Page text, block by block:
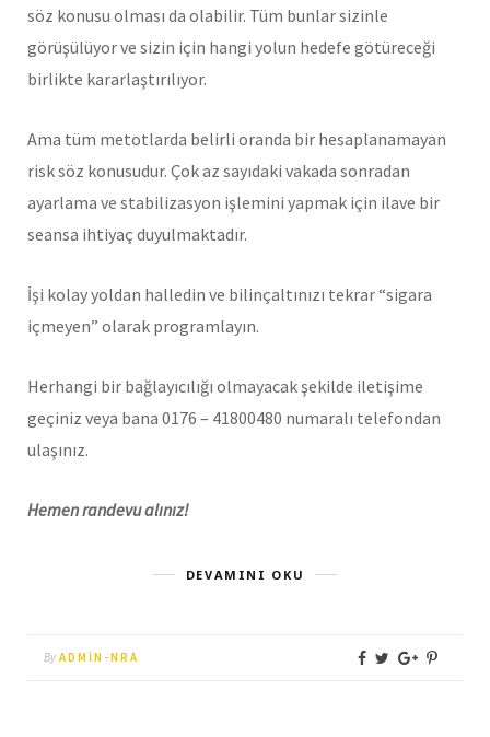
söz konusu olması da olabilir. Tüm bunlar sizinle
görüşülüyor ve sizin için hangi yolun hedefe götüreceği
birlikte kararlaştırılıyor.
Ama tüm metotlarda belirli oranda bir hesaplanamayan
risk söz konusudur. Çok az sayıdaki vakada sonradan
ayarlama ve stabilizasyon işlemini yapmak için ilave bir
seansa ihtiyaç duyulmaktadır.
İşi kolay yoldan halledin ve bilinçaltınızı tekrar “sigara
içmeyen” olarak programlayın.
Herhangi bir bağlayıcılığı olmayacak şekilde iletişime
geçiniz veya bana 0176 – 41800480 numaralı telefondan
ulaşınız.
Hemen randevu alınız!
DEVAMINI OKU
By ADMIN-NRA